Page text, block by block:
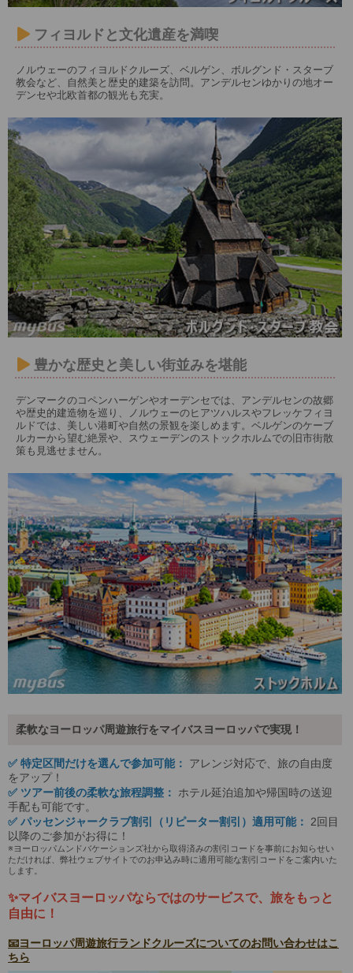
フィヨルドと文化遺産を満喫
ノルウェーのフィヨルドクルーズ、ベルゲン、ボルグンド・スターブ
教会など、自然美と歴史的建築を訪問。アンデルセンゆかりの地オー
デンセや北欧首都の観光も充実。
豊かな歴史と美しい街並みを堪能
デンマークのコペンハーゲンやオーデンセでは、アンデルセンの故郷
や歴史的建造物を巡り、ノルウェーのヒアツハルスやフレッケフィヨ
ルドでは、美しい港町や自然の景観を楽しめます。ベルゲンのケーブ
ルカーから望む絶景や、スウェーデンのストックホルムでの旧市街散
策も見逃せません。
柔軟なヨーロッパ周遊旅行をマイバスヨーロッパで実現！
✅ 特定区間だけを選んで参加可能：
アレンジ対応で、旅の自由度
をアップ！
✅ ツアー前後の柔軟な旅程調整：
ホテル延泊追加や帰国時の送迎
手配も可能です。
✅ パッセンジャークラブ割引（リピーター割引）適用可能： 2回目
以降のご参加がお得に！
※ヨーロッパムンドバケーションズ社から取得済みの割引コードを事前にお知らせい
ただければ、弊社ウェブサイトでのお申込み時に適用可能な割引コードをご案内いた
します。
✨マイバスヨーロッパならではのサービスで、旅をもっと
自由に！
📧ヨーロッパ周遊旅行ランドクルーズについてのお問い合わせはこ
ちら